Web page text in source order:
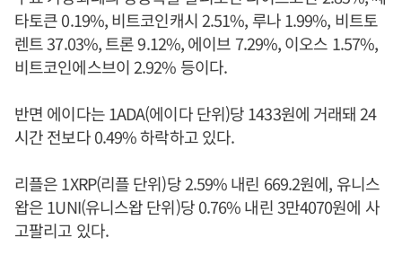
타토큰 0.19%, 비트코인캐시 2.51%, 루나 1.99%, 비트토
렌트 37.03%, 트론 9.12%, 에이브 7.29%, 이오스 1.57%,
비트코인에스브이 2.92% 등이다.
반면 에이다는 1ADA(에이다 단위)당 1433원에 거래돼 24
시간 전보다 0.49% 하락하고 있다.
리플은 1XRP(리플 단위)당 2.59% 내린 669.2원에, 유니스
왑은 1UNI(유니스왑 단위)당 0.76% 내린 3만4070원에 사
고팔리고 있다.